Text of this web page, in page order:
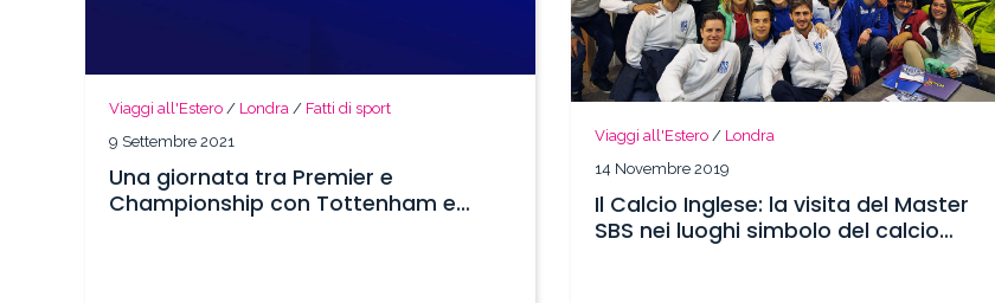
Viaggi all'Estero / Londra / Fatti di sport
9 Settembre 2021
Una giornata tra Premier e
Championship con Tottenham e
Viaggi all'Estero / Londra
14 Novembre 2019
Il Calcio Inglese: la visita del Master
SBS nei luoghi simbolo del calcio